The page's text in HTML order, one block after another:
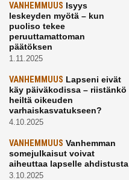
VANHEMMUUS Isyys
leskeyden myötä – kun
puoliso tekee
peruuttamattoman
päätöksen
1.11.2025
VANHEMMUUS Lapseni eivät
käy päiväkodissa – riistänkö
heiltä oikeuden
varhaiskasvatukseen?
4.10.2025
VANHEMMUUS Vanhemman
somejulkaisut voivat
aiheuttaa lapselle ahdistusta
3.10.2025